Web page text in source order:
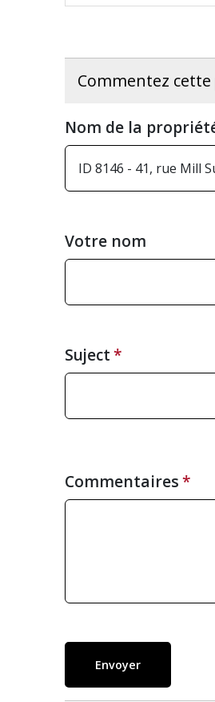
Commentez cette
Nom de la
Votre nom
Suject
Commentaires
Envoyer